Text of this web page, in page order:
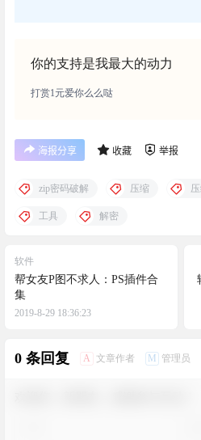
你的支持是我最大的动力
打赏1元爱你么么哒
海报分享 收藏 举报
zip密码破解 压缩
工具 解密
软件
帮女友P图不求人：PS插件合
集
2019-8-29 18:36:23
0 条回复 A 文章作者 M 管理员